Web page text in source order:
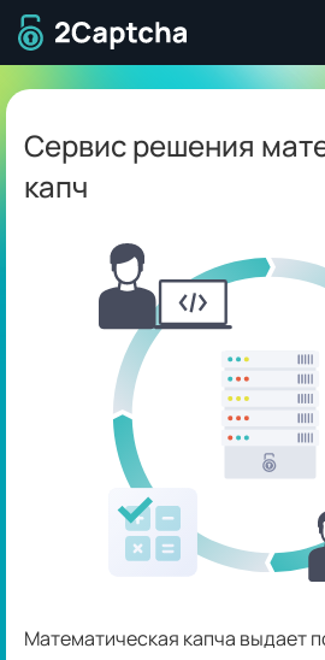
Перейти на главную страницу
Сервис решения
капч
Математическая капча выдает